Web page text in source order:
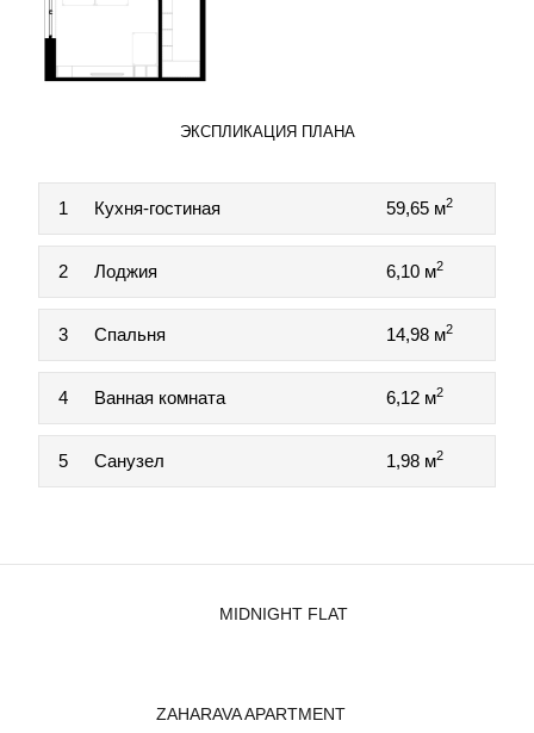
ЭКСПЛИКАЦИЯ ПЛАНА
1 Кухня-гостиная 59,65 м2
2 Лоджия 6,10 м2
3 Спальня 14,98 м2
4 Ванная комната 6,12 м2
5 Санузел 1,98 м2
MIDNIGHT FLAT
ZAHARAVA APARTMENT